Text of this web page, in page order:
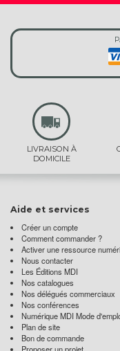
LIVRAISON À
DOMICILE
Aide et services
Créer un compte
Comment commander ?
Activer une ressource
Nous contacter
Les Éditions MDI
Nos catalogues
Nos délégués commerciaux
Nos conférences
Numérique MDI Mode
Plan de site
Bon de commande